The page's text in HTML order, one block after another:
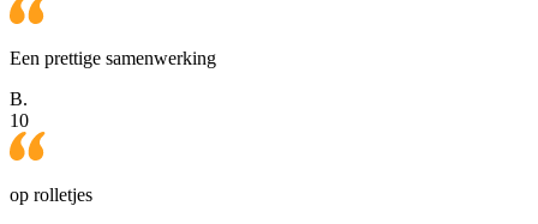
Een prettige samenwerking
B.
10
op rolletjes